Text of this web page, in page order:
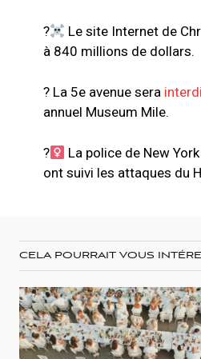
?‍ Le site Internet de
à 840 millions de dollars.
? La 5e avenue sera
annuel Museum Mile.
?‍ La police de New
ont suivi les attaques du
CELA POURRAIT VOUS